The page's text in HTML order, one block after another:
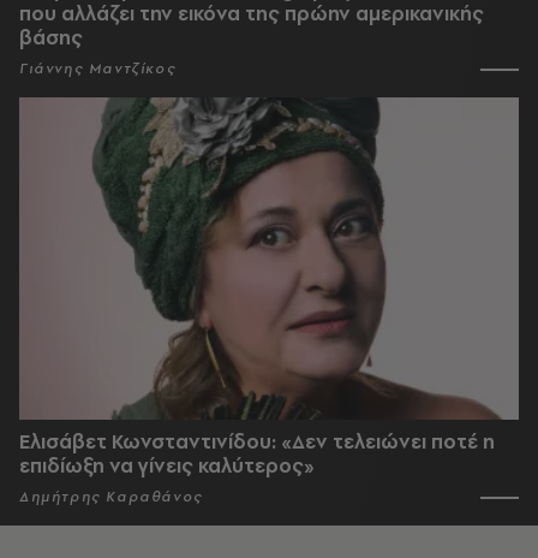
που αλλάζει την εικόνα της πρώην αμερικανικής
βάσης
Γιάννης Μαντζίκος
Ελισάβετ Κωνσταντινίδου: «Δεν τελειώνει ποτέ η
επιδίωξη να γίνεις καλύτερος»
Δημήτρης Καραθάνος